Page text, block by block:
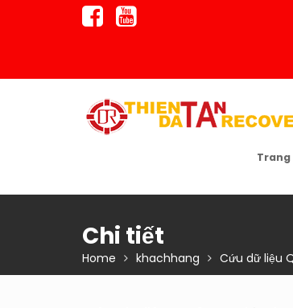
Trang
Chi tiết
Home khachhang Cứu dữ liệu